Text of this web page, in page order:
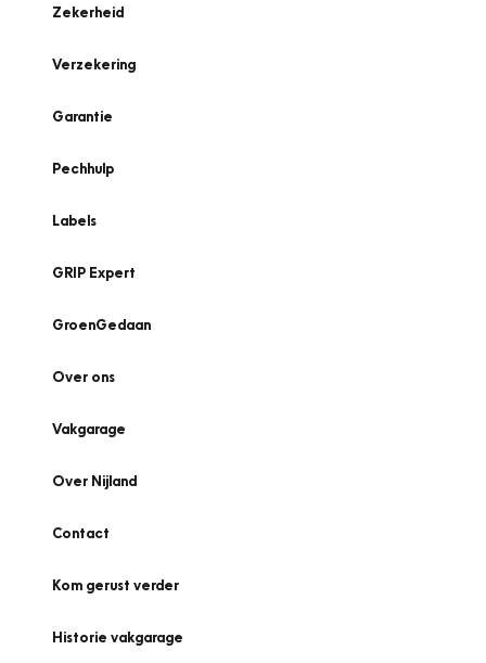
Zekerheid
Verzekering
Garantie
Pechhulp
Labels
GRIP Expert
GroenGedaan
Over ons
Vakgarage
Over Nijland
Contact
Kom gerust verder
Historie vakgarage